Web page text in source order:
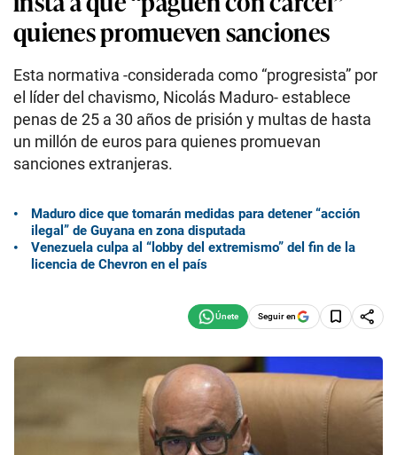
quienes promueven sanciones
Esta normativa -considerada como “progresista” por
el líder del chavismo, Nicolás Maduro- establece
penas de 25 a 30 años de prisión y multas de hasta
un millón de euros para quienes promuevan
sanciones extranjeras.
Maduro dice que tomarán medidas para detener “acción
ilegal” de Guyana en zona disputada
Venezuela culpa al “lobby del extremismo” del fin de la
licencia de Chevron en el país
Seguir en